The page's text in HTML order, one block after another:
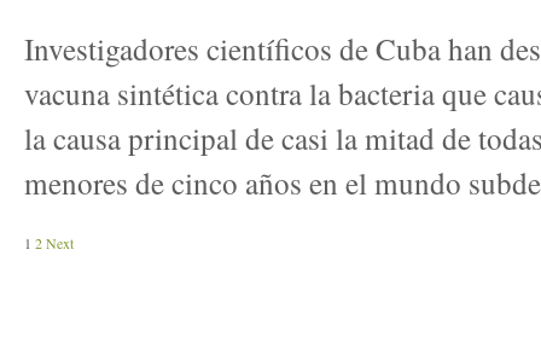
Investigadores científicos de Cuba han
vacuna sintética contra la bacteria que
la causa principal de casi la mitad de
menores de cinco años en el mundo
1 2Next